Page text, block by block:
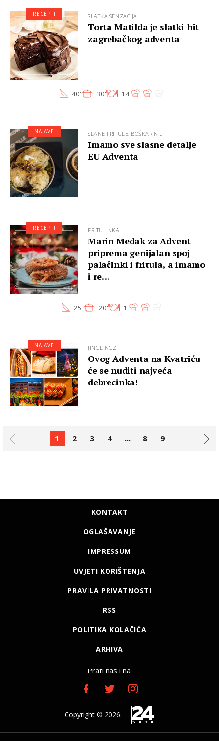
SLATKA SENZACIJA
Torta Matilda je slatki hit
zagrebačkog adventa
40' 30' 14
RECEPTI
SLANE FRITULE, BOŠKARIN.…
Imamo sve slasne detalje
EU Adventa
NAJAVE
FRITULINKA
Marin Medak za Advent
priprema genijalan spoj
palačinki i fritula, a imamo
i re…
25' 20' 1
RECEPTI
JINGLINGZ
Ovog Adventa na Kvatriću
će se nuditi najveća
debrecinka!
NAJAVE
1 2 3 4 ... 8 9
KONTAKT
OGLAŠAVANJE
IMPRESSUM
UVJETI KORIŠTENJA
PRAVILA PRIVATNOSTI
RSS
POLITIKA KOLAČIĆA
ARHIVA
Prati nas i na:
Copyright © 2026.